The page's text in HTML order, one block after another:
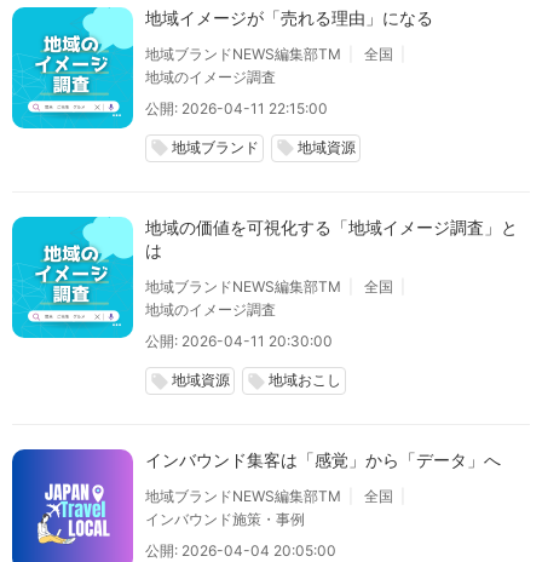
地域イメージが「売れる理由」になる
地域ブランドNEWS編集部TM
全国
地域のイメージ調査
公開: 2026-04-11 22:15:00
local_offer 地域ブランド local_offer 地域資源
地域の価値を可視化する「地域イメージ調査」と
は
地域ブランドNEWS編集部TM
全国
地域のイメージ調査
公開: 2026-04-11 20:30:00
local_offer 地域資源 local_offer 地域おこし
インバウンド集客は「感覚」から「データ」へ
地域ブランドNEWS編集部TM
全国
インバウンド施策・事例
公開: 2026-04-04 20:05:00